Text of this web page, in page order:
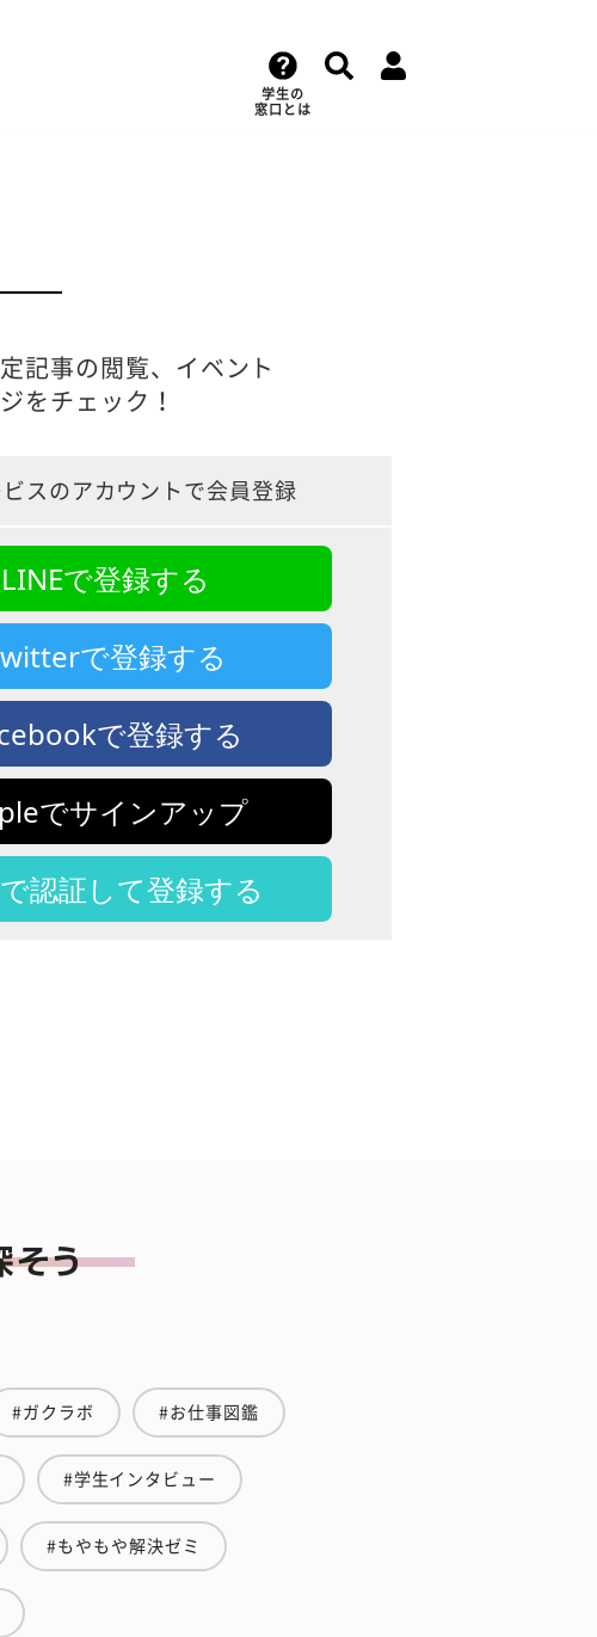
学生の
窓口とは
記事の閲覧、イベント
をチェック！
スのアカウントで会員登録
LINEで登録する
で登録する
で登録する
でサインアップ
認証して登録する
#ガクラボ #お仕事図鑑
#学生インタビュー
#もやもや解決ゼミ